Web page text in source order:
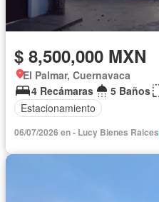
$ 8,500,000 MXN
El Palmar, Cuernavaca
4 Recámaras
5 Baños
Estacionamiento
06/07/2026 en - Lucy Bienes Raices